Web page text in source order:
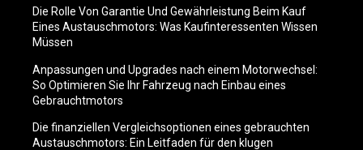
Die Rolle Von Garantie Und Gewährleistung Beim Kauf
Eines Austauschmotors: Was Kaufinteressenten Wissen
Müssen
Anpassungen und Upgrades nach einem Motorwechsel:
So Optimieren Sie Ihr Fahrzeug nach Einbau eines
Gebrauchtmotors
Die finanziellen Vergleichsoptionen eines gebrauchten
Austauschmotors: Ein Leitfaden für den klugen